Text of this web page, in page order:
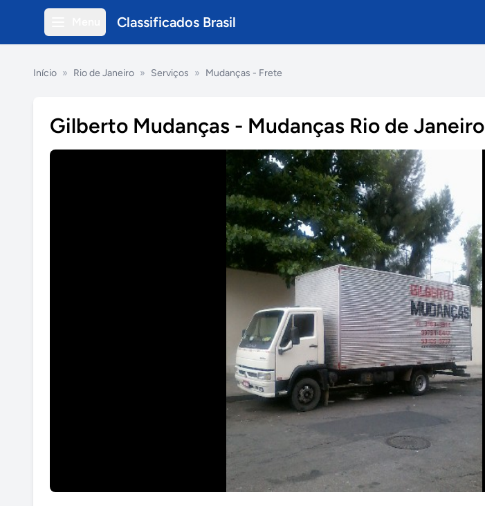
Classificados Brasil
Início » Rio de Janeiro » Serviços » Mudanças - Frete
Gilberto Mudanças - Mudanças Rio de Janeiro